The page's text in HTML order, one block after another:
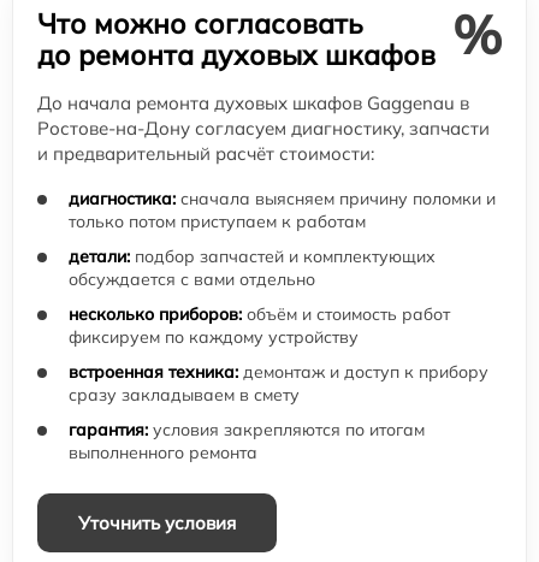
Что можно согласовать
до ремонта духовых шкафов %
До начала ремонта духовых шкафов Gaggenau в
Ростове-на-Дону согласуем диагностику, запчасти
и предварительный расчёт стоимости:
диагностика: сначала выясняем причину поломки и
только потом приступаем к работам
детали: подбор запчастей и комплектующих
обсуждается с вами отдельно
несколько приборов: объём и стоимость работ
фиксируем по каждому устройству
встроенная техника: демонтаж и доступ к прибору
сразу закладываем в смету
гарантия: условия закрепляются по итогам
выполненного ремонта
Уточнить условия